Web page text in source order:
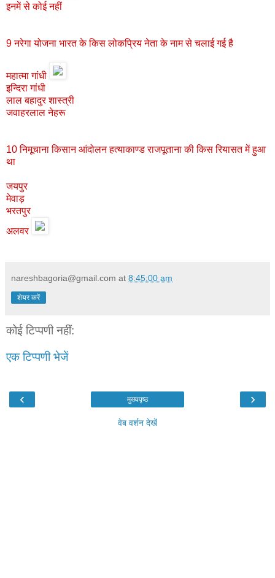
इनमें से कोई नहीं
9 नरेगा योजना भारत के किस लोकप्रिय नेता के नाम से चलाई गई है
महात्मा गांधी
इन्दिरा गांधी
लाल बहादुर शास्त्री
जवाहरलाल नेहरू
10 निमूचाना किसान आंदोलन हत्याकाण्ड राजपूताना की किस रियासत में हुआ
था
जयपुर
मेवाड़
भरतपुर
अलवर
nareshbagoria@gmail.com at 8:45:00 am
शेयर करें
कोई टिप्पणी नहीं:
एक टिप्पणी भेजें
‹ ›
मुख्यपृष्ठ
वेब वर्शन देखें